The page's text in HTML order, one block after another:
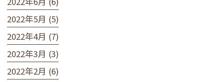
2022年5月 (5)
2022年4月 (7)
2022年3月 (3)
2022年2月 (6)